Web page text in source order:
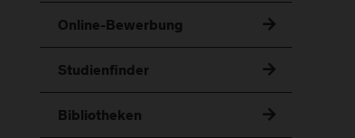
Online-Bewerbung
Studienfinder
Bibliotheken